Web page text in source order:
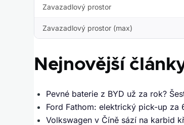
Zavazadlový prostor
Zavazadlový prostor (max)
Nejnovější
Pevné baterie z BYD už za rok?
Ford Fathom: elektrický pick-up
Volkswagen v Číně sází na karbid